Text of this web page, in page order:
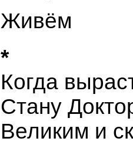
Живём
*
Когда
Стану
Великим и